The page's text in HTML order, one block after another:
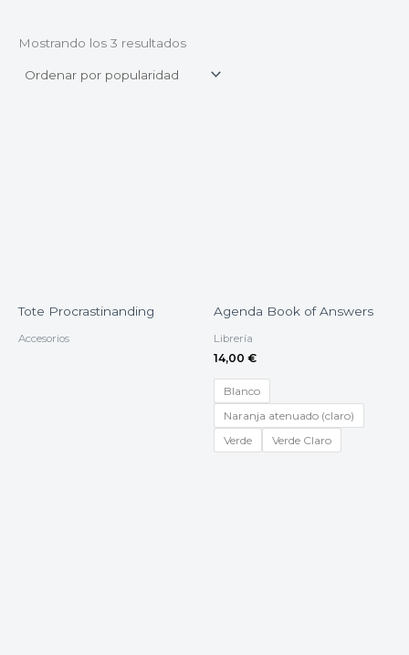
Mostrando los 3 resultados
Tote Procrastinanding
Accesorios
Agenda Book of Answers
Librería
14,00 €
Blanco
Naranja atenuado (claro)
Verde
Verde Claro